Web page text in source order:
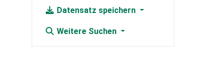
Datensatz speichern
Weitere Suchen